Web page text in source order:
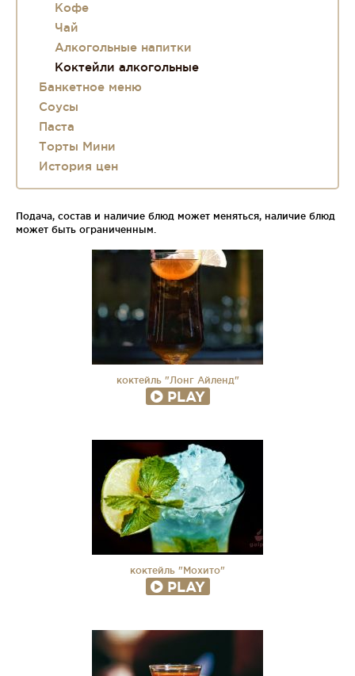
Кофе
Чай
Алкогольные напитки
Коктейли алкогольные
Банкетное меню
Соусы
Паста
Торты Мини
История цен
Подача, состав и наличие блюд может меняться, наличие блюд
может быть ограниченным.
коктейль "Лонг Айленд"
PLAY
коктейль "Мохито"
PLAY